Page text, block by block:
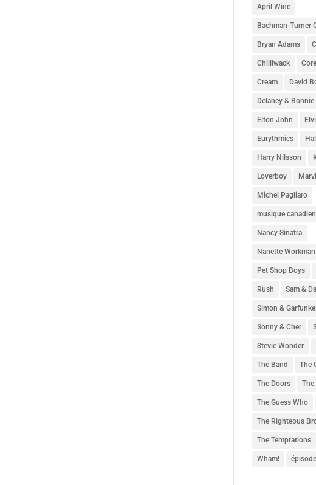
April Wine
Bachman-Turner
Bryan Adams
Chilliwack
Cream David
Delaney &
Elton John
Eurythmics
Harry Nilsson
Loverboy
Michel Pagliaro
musique
Nancy Sinatra
Nanette Workman
Pet Shop Boys
Rush Sam &
Simon & Garfunkel
Sonny & Cher
Stevie Wonder
The Band The
The Doors The
The Guess Who
The Righteous
The Temptations
Wham!